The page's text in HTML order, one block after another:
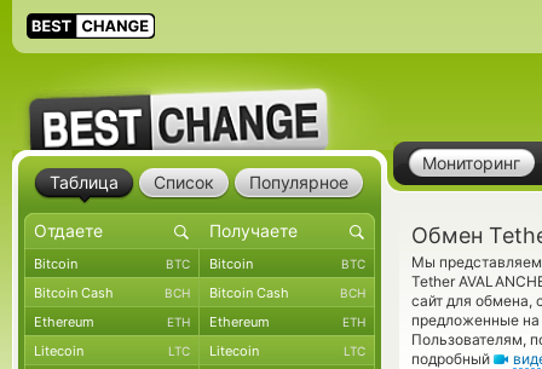
Мониторинг
Обмен
Мы представляем
Tether
сайт для обмена,
предложенные
Пользователям,
подробный
Таблица Список Популярное
Bitcoin BTC Bitcoin BTC
Bitcoin Cash BCH Bitcoin Cash BCH
Ethereum ETH Ethereum ETH
Litecoin LTC Litecoin LTC